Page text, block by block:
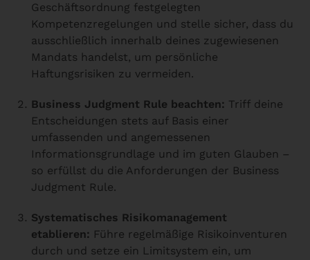
Geschäftsordnung festgelegten
Kompetenzregelungen und stelle sicher, dass du
ausschließlich innerhalb deines zugewiesenen
Mandats handelst, um persönliche
Haftungsrisiken zu vermeiden.
Business Judgment Rule beachten: Triff deine
Entscheidungen stets auf Basis einer
umfassenden und angemessenen
Informationsgrundlage und im guten Glauben –
so erfüllst du die Anforderungen der Business
Judgment Rule.
Systematisches Risikomanagement
etablieren: Führe regelmäßige Risikoinventuren
durch und setze ein Limitsystem ein, um